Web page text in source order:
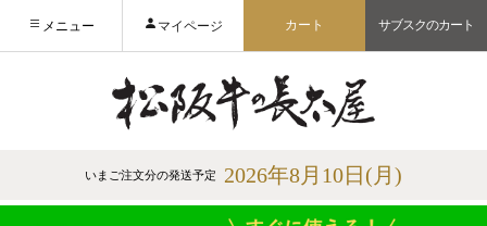
メニュー マイページ カート サブスクのカート
いまご注文分の発送予定 2026年8月10日(月)